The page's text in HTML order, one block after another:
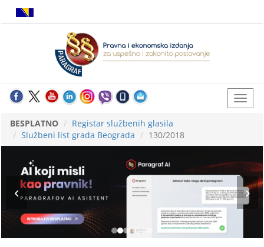
BESPLATNO
Registar službenih glasila
Službeni list grada Beograda
130/2018